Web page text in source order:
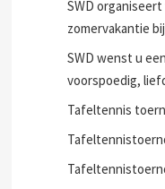
SWD
zomervakantie
SWD wenst u
voorspoedig,
Tafeltennis